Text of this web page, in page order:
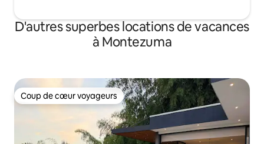
D'autres superbes locations de vacances
à Montezuma
Coup de cœur voyageurs
Coup de cœur voyageurs